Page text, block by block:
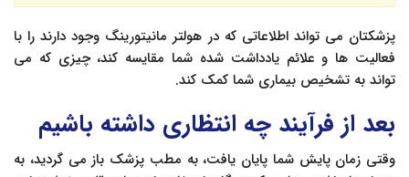
پزشکتان می تواند اطلاعاتی که در هولتر مانیتورینگ وجود دارند را با
فعالیت ها و علائم یادداشت شده شما مقایسه کند، چیزی که می
تواند به تشخیص بیماری شما کمک کند.
بعد از فرآیند چه انتظاری داشته باشیم
وقتی زمان پایش شما پایان یافت، به مطب پزشک باز می گردید، به